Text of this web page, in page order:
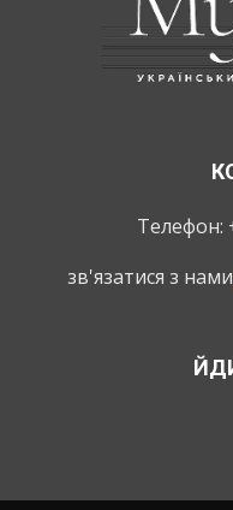
Телефон:
зв'язатися з